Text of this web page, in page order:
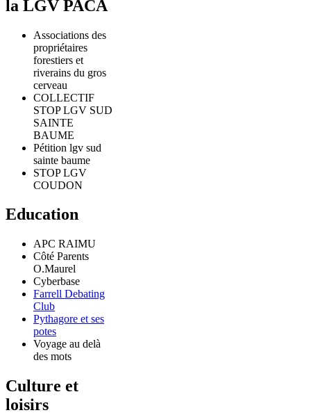
la LGV PACA
Associations des
propriétaires
forestiers et
riverains du gros
cerveau
COLLECTIF
STOP LGV SUD
SAINTE
BAUME
Pétition lgv sud
sainte baume
STOP LGV
COUDON
Education
APC RAIMU
Côté Parents
O.Maurel
Cyberbase
Farrell Debating
Club
Pythagore et ses
potes
Voyage au delà
des mots
Culture et
loisirs